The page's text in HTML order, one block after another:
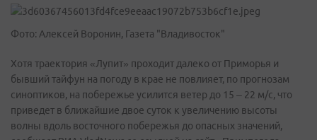
Фото: Алексей Воронин, Газета "Владивосток"
Хотя траектория «Лупит» проходит далеко от Приморья и
бывший тайфун на погоду в крае не повлияет, по прогнозам
синоптиков, на побережье усилится ветер до 15 – 22 м/с, что
приведет в ближайшие двое суток к увеличению высоты
волны вдоль восточного побережья до опасных значений,